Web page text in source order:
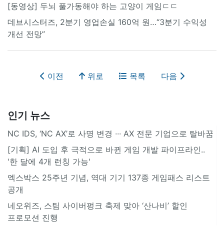
[동영상] 두뇌 풀가동해야 하는 고양이 게임ㄷㄷ
데브시스터즈, 2분기 영업손실 160억 원…“3분기 수익성
개선 전망”
이전 위로 목록 다음
인기 뉴스
NC IDS, ‘NC AX’로 사명 변경 ∙∙∙ AX 전문 기업으로 탈바꿈
[기획] AI 도입 후 극적으로 바뀐 게임 개발 파이프라인..
'한 달에 4개 런칭 가능'
엑스박스 25주년 기념, 역대 기기 137종 게임패스 리스트
공개
네오위즈, 스팀 사이버펑크 축제 맞아 ‘산나비’ 할인
프로모션 진행